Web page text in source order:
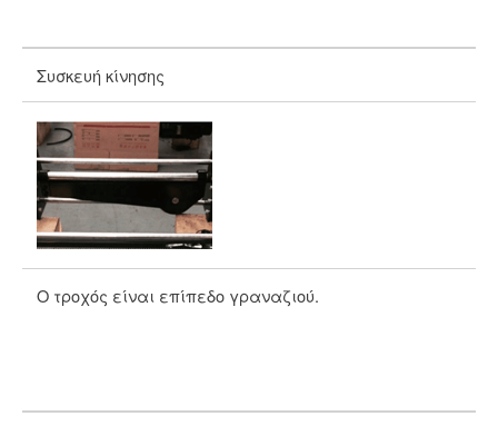
Συσκευή κίνησης
Ο τροχός είναι επίπεδο γραναζιού.